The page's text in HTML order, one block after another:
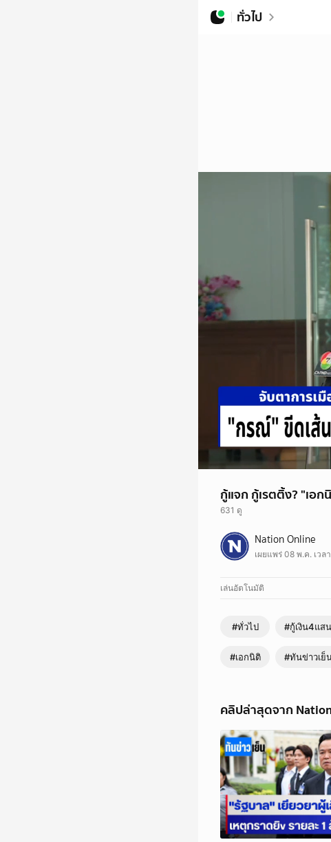
ทั่วไป
กู้แจก กู้เรตติ้ง? "เอ
631 ดู
นายกรณ์ จาติกวณิช สส.บัญ
173 พร้อมเสนอให้รัฐบาลแ
ปัญหาที่ปลายเหตุด้าน เอกนิ
จึงต้องตัดสินใจออกมาตรกา
Nation Online
เผยแพร่ 08 พ.ค. เวล
เล่นอัตโนมัติ
#ทั่วไป #กู้เงิน4แส
#เอกนิติ #ทันข่าวเย็
คลิปล่าสุดจาก